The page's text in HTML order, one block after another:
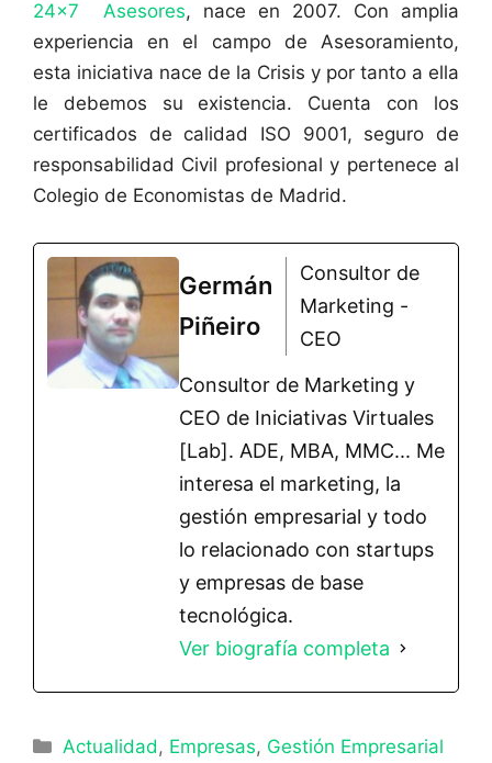
24×7 Asesores, nace en 2007. Con amplia
experiencia en el campo de Asesoramiento,
esta iniciativa nace de la Crisis y por tanto a ella
le debemos su existencia. Cuenta con los
certificados de calidad ISO 9001, seguro de
responsabilidad Civil profesional y pertenece al
Colegio de Economistas de Madrid.
Germán
Piñeiro
Consultor de
Marketing -
CEO
Consultor de Marketing y
CEO de Iniciativas Virtuales
[Lab]. ADE, MBA, MMC... Me
interesa el marketing, la
gestión empresarial y todo
lo relacionado con startups
y empresas de base
tecnológica.
Ver biografía completa
Categorías
Actualidad , Empresas, Gestión Empresarial